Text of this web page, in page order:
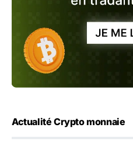
Actualité Crypto monnaie